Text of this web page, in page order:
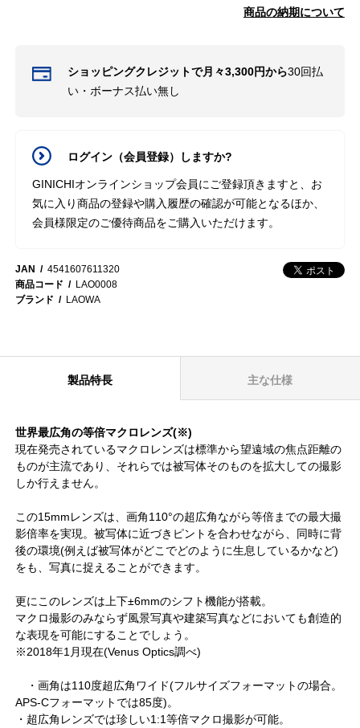
商品の納期について
ショッピングクレジットで月々3,300円から30回払
い・ボーナス払い無し
ログイン（会員登録）しますか?
GINICHIオンラインショップ会員にご登録頂きますと、お
気に入り商品の登録や購入履歴の確認が可能となるほか、
会員様限定のご優待商品をご購入いただけます。
JAN
4541607611320
商品コード
LAO0008
ブランド
LAOWA
製品特長 主な仕様
世界最広角の等倍マクロレンズ(※)
現在発売されているマクロレンズは標準から望遠域の焦点距離の
ものが主流であり、それらでは被写体そのものを拡大しての撮影
しか行えません。
この15mmレンズは、画角110°の超広角ながら等倍までの最大撮
影倍率を実現。被写体に近づきピントを合わせながら、同時に背
後の環境(例えば被写体がどこでどのように生息しているかなど)
をも、写真に捉えることができます。
更にこのレンズは上下±6mmのシフト機能が搭載。
マクロ撮影のみならず風景写真や建築写真などにおいても創造的
な表現を可能にすることでしょう。
※2018年1月現在(Venus Optics調べ)
・画角は110度超広角ワイド(フルサイズフォーマットの場合。
APS-Cフォーマットでは85度)。
・超広角レンズでは珍しい1:1等倍マクロ撮影が可能。